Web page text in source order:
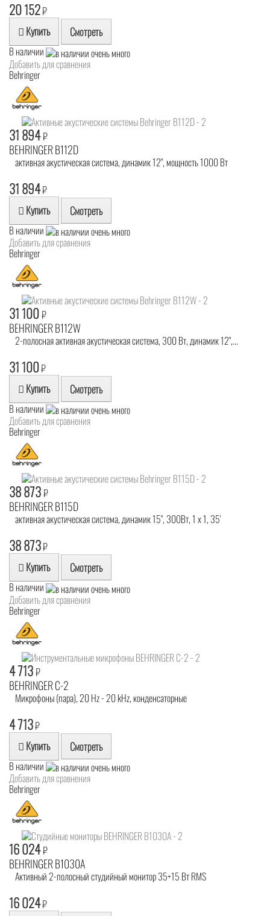
20 152₽
Купить Смотреть
В наличии
Добавить для сравнения
Behringer
31 894₽
BEHRINGER B112D
активная акустическая система, динамик 12", мощность 1000 Вт
31 894₽
Купить Смотреть
В наличии
Добавить для сравнения
Behringer
31 100₽
BEHRINGER B112W
2-полосная активная акустическая система, 300 Вт, динамик 12",...
31 100₽
Купить Смотреть
В наличии
Добавить для сравнения
Behringer
38 873₽
BEHRINGER B115D
активная акустическая система, динамик 15", 300Вт, 1 х 1, 35'
38 873₽
Купить Смотреть
В наличии
Добавить для сравнения
Behringer
4 713₽
BEHRINGER C-2
Микрофоны (пара), 20 Hz - 20 kHz, конденсаторные
4 713₽
Купить Смотреть
В наличии
Добавить для сравнения
Behringer
16 024₽
BEHRINGER B1030A
Активный 2-полосный студийный монитор 35+15 Вт RMS
16 024₽